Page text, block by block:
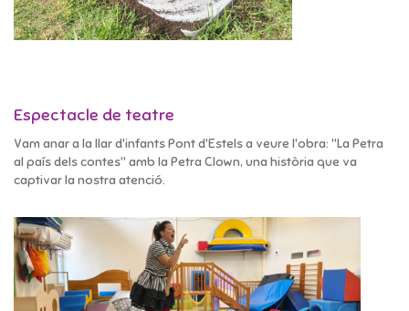
Espectacle de teatre
Vam anar a la llar d'infants Pont d'Estels a veure l'obra: "La Petra
al país dels contes" amb la Petra Clown, una història que va
captivar la nostra atenció.